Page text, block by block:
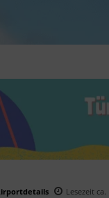
Lesezeit ca.